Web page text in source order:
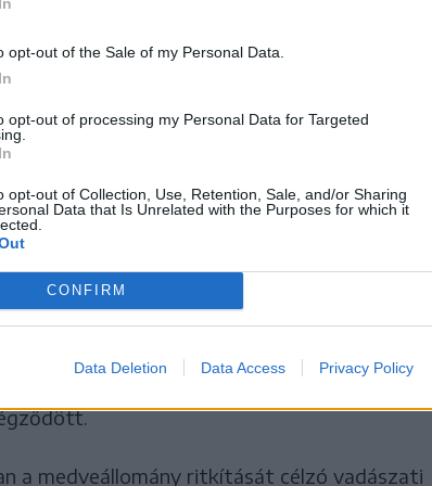
opt-out of the Sale of my Personal Data.
opt-out of processing my Personal Data for Targeted
opt-out of Collection, Use, Retention, Sale, and/or Sharing
Data that Is Unrelated with the Purposes for which it
CONFIRM
Data Deletion Data Access Privacy Policy
Telcs (Telciu) határában sebesített halálra
Hargita megyei Farkaslaka közelében egy 65
találták meg, akiről a külsérelmi
a hatóságok, hogy medvetámadás
populációfelmérés eredményei a barnamedvék
országban élő nagyvadak száma 10 419 és
szerint az optimális egyedszám 4000
nemcsak tetemes anyagi károkat okoznak,
150 esetben emberekre is rátámadtak, és
a medveállomány ritkítását célzó vadászati